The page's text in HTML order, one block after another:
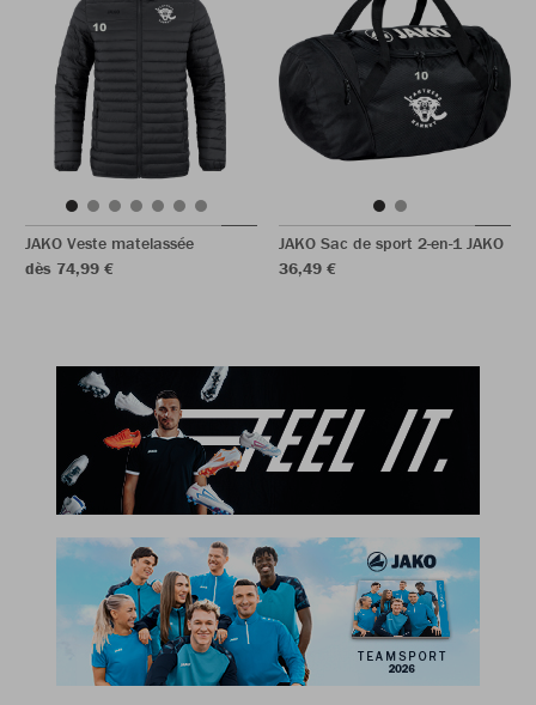
JAKO Veste matelassée
dès 74,99 €
JAKO Sac de sport 2-en-1 JAKO
36,49 €